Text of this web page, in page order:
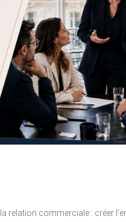
relation commerciale : créer